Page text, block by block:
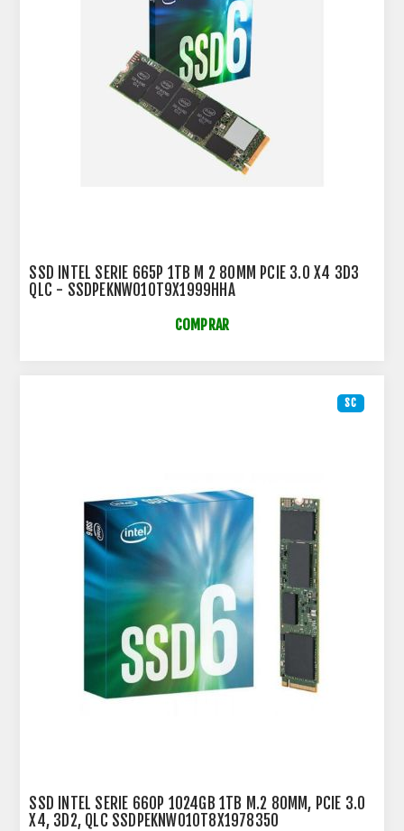
SSD INTEL SERIE 665P 1TB M 2 80MM PCIE 3.0 X4 3D3
QLC - SSDPEKNW010T9X1999HHA
COMPRAR
SC
SSD INTEL SERIE 660P 1024GB 1TB M.2 80MM, PCIE 3.0
X4, 3D2, QLC SSDPEKNW010T8X1978350